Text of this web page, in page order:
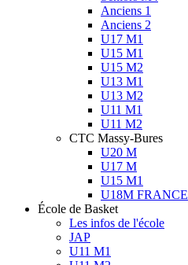
Anciens 1
Anciens 2
U17 M1
U15 M1
U15 M2
U13 M1
U13 M2
U11 M1
U11 M2
CTC Massy-Bures
U20 M
U17 M
U15 M1
U18M FRANCE
École de Basket
Les infos de l'école
JAP
U11 M1